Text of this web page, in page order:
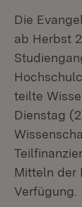
Die
ab Herbst
teilte
Dienstag
Mitteln der
Verfügung.